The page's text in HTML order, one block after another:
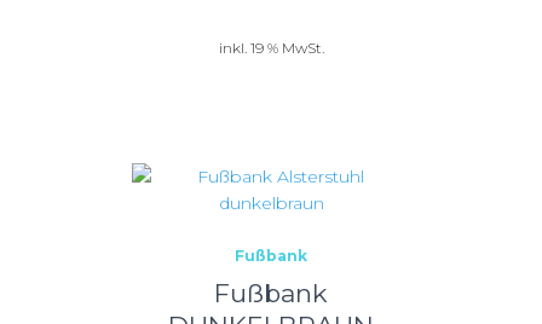
inkl. 19 % MwSt.
Fußbank
Fußbank